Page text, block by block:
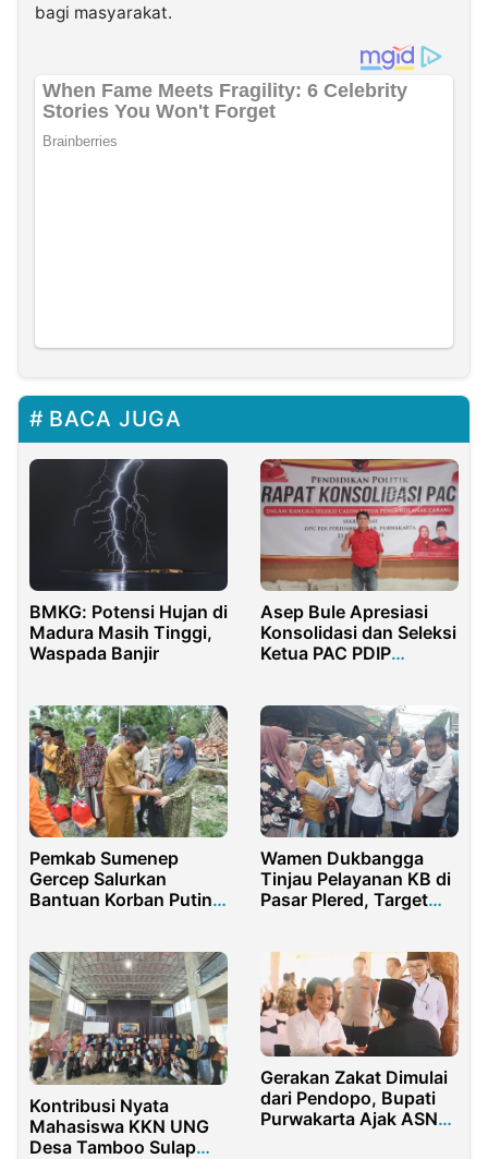
bagi masyarakat.
BACA JUGA
BMKG: Potensi Hujan di
Madura Masih Tinggi,
Waspada Banjir
Asep Bule Apresiasi
Konsolidasi dan Seleksi
Ketua PAC PDIP
Pemkab Sumenep
Gercep Salurkan
Bantuan Korban Puting
Wamen Dukbangga
Tinjau Pelayanan KB di
Pasar Plered, Target
Kontribusi Nyata
Mahasiswa KKN UNG
Desa Tamboo Sulap
Gerakan Zakat Dimulai
dari Pendopo, Bupati
Purwakarta Ajak ASN